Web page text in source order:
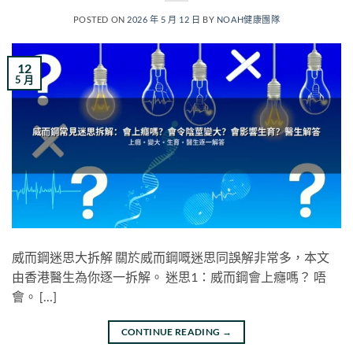
POSTED ON 2026 年 5 月 12 日 BY NOAH健康團隊
12
5 月
威而鋼迷思大拆解 關於威而鋼嘅迷思同誤解非常多，本文
由香港醫生為你逐一拆解。 迷思1：威而鋼會上癮嗎？ 唔
會。 […]
CONTINUE READING →